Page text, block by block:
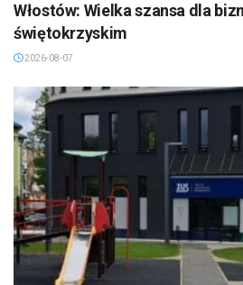
Włostów: Wielka szansa dla
świętokrzyskim
2026-08-07